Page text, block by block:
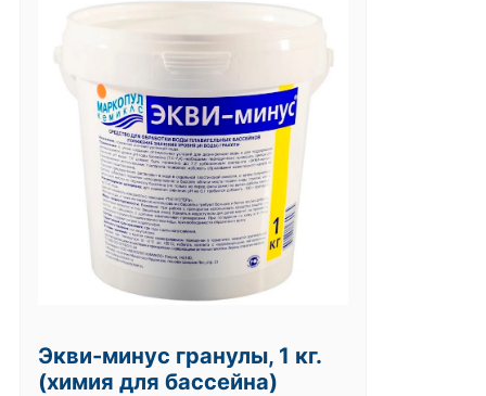
Экви-минус гранулы, 1 кг.
(химия для бассейна)